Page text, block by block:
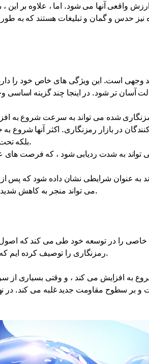
ارزش واقعی آنها می شود. اما ، علاوه بر
حدس و گمان و تبلیغات هستند که به طور
وجهی است. این ویژگی های خاص خود را
در بازار رمزنگاری. اکثر آنها شروع
بلکه تحت تأثیر ترس از دست دادن فرصتی برای کسب درآمد می کنند.
تواند به شدت ردیابی شود ، که فرصت
به عنوان شرایطی نشان داده شود که پس
می تواند منجر به کاهش شدید قیمت های رمزنگاری شده و زیان برای سرمایه گذاران شود.
خاصی را در توسعه خود طی می کند که
رمزنگاری را توصیف کرده ایم که هر رمزنگاری که وارد حباب می شود از طریق آن عبور می کند.
شروع به افزایش می کند ، و وقتی بسیاری
سطوح مقاومت جدید غلبه می کند. در